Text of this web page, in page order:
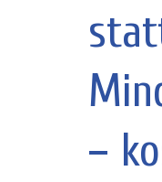
–